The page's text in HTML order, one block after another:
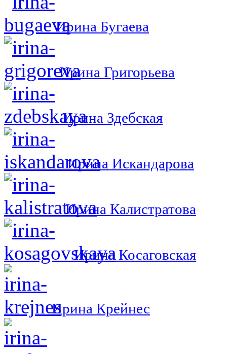
Ирина Бугаева
Ирина Григорьева
Ирина Здебская
Ирина Искандарова
Ирина Калистратова
Ирина Косаговская
Ирина Крейнес